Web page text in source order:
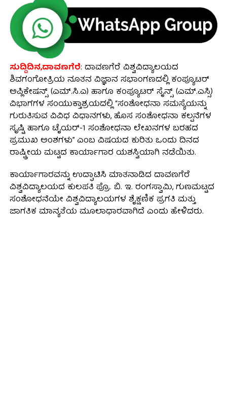
ಸುದ್ದಿದಿನ,ದಾವಣಗೆರೆ: ದಾವಣಗೆರೆ ವಿಶ್ವವಿದ್ಯಾಲಯದ
ಶಿವಗಂಗೋತ್ರಿಯ ನೂತನ ವಿಜ್ಞಾನ ಸಭಾಂಗಣದಲ್ಲಿ ಕಂಪ್ಯೂಟರ್
ಅಪ್ಲಿಕೇಷನ್ಸ್ (ಎಮ್.ಸಿ.ಎ) ಹಾಗೂ ಕಂಪ್ಯೂಟರ್ ಸೈನ್ಸ್ (ಎಮ್.ಎಸ್ಸಿ)
ವಿಭಾಗಗಳ ಸಂಯುಕ್ತಾಶ್ರಯದಲ್ಲಿ “ಸಂಶೋಧನಾ ಸಮಸ್ಯೆಯನ್ನು
ಗುರುತಿಸುವ ವಿವಿಧ ವಿಧಾನಗಳು, ಹೊಸ ಸಂಶೋಧನಾ ಕಲ್ಪನೆಗಳ
ಸೃಷ್ಟಿ ಹಾಗೂ ಟೈಯರ್-1 ಸಂಶೋಧನಾ ಲೇಖನಗಳ ಬರಹದ
ಪ್ರಮುಖ ಅಂಶಗಳು” ಎಂಬ ವಿಷಯದ ಕುರಿತು ಒಂದು ದಿನದ
ರಾಷ್ಟ್ರೀಯ ಮಟ್ಟದ ಕಾರ್ಯಾಗಾರ ಯಶಸ್ವಿಯಾಗಿ ನಡೆಯಿತು.
ಕಾರ್ಯಾಗಾರವನ್ನು ಉದ್ಘಾಟಿಸಿ ಮಾತನಾಡಿದ ದಾವಣಗೆರೆ
ವಿಶ್ವವಿದ್ಯಾಲಯದ ಕುಲಪತಿ ಪ್ರೊ. ಬಿ. ಇ. ರಂಗಸ್ವಾಮಿ, ಗುಣಮಟ್ಟದ
ಸಂಶೋಧನೆಯೇ ವಿಶ್ವವಿದ್ಯಾಲಯಗಳ ಶೈಕ್ಷಣಿಕ ಪ್ರಗತಿ ಮತ್ತು
ಜಾಗತಿಕ ಮಾನ್ಯತೆಯ ಮೂಲಾಧಾರವಾಗಿದೆ ಎಂದು ಹೇಳಿದರು.